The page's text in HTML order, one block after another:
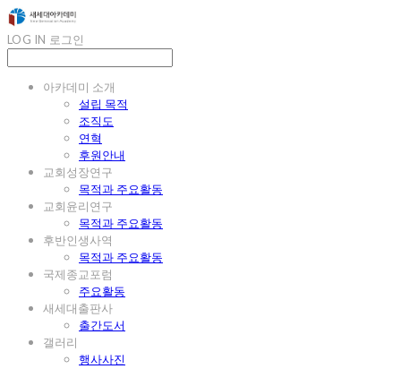
LOG IN 로그인
아카데미 소개
설립 목적
조직도
연혁
후원안내
교회성장연구
목적과 주요활동
교회윤리연구
목적과 주요활동
후반인생사역
목적과 주요활동
국제종교포럼
주요활동
새세대출판사
출간도서
갤러리
행사사진